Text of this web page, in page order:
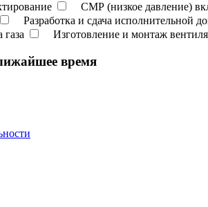
СМР (низкое давление)
Разработка и сдача исполнительной
Изготовление и монтаж
время